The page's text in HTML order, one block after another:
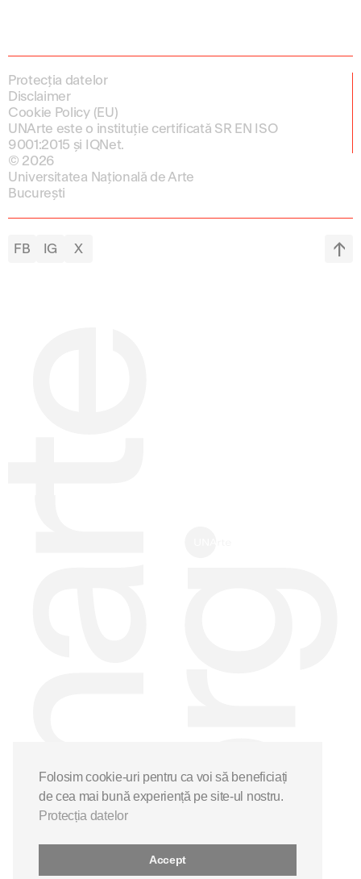
Protecția datelor
Disclaimer
Cookie Policy (EU)
UNArte este o instituție certificată SR EN ISO
9001:2015 și IQNet.
© 2026
Universitatea Națională de Arte
București
FB IG X
Folosim cookie-uri pentru ca voi să beneficiați
de cea mai bună experiență pe site-ul nostru.
Protecția datelor
Accept